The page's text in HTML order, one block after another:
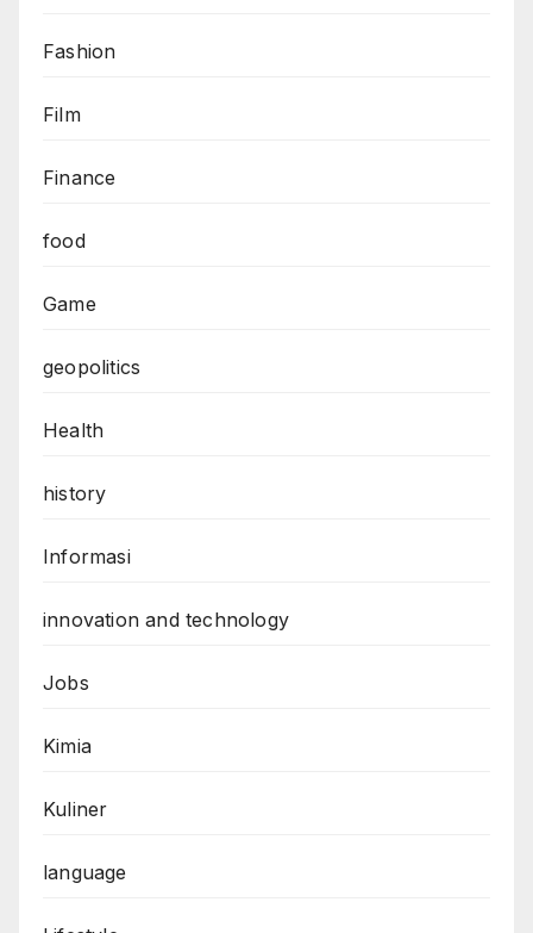
Fashion
Film
Finance
food
Game
geopolitics
Health
history
Informasi
innovation and technology
Jobs
Kimia
Kuliner
language